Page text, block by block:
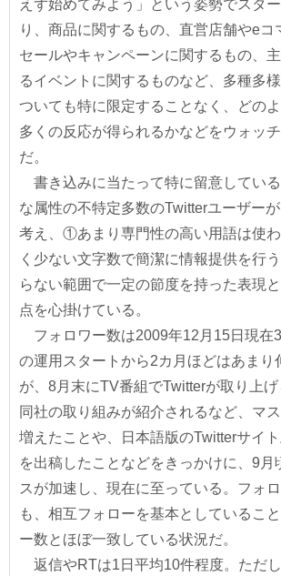
えず始めてみよう」という姿勢でスタ
り、商品に関するもの、直営店舗やeコ
セールやキャンペーンに関するもの、
るイベントに関するものなど、多種多
ついても特に限定することなく、どの
多くの反応が得られるかなどをウォッ
だ。
書き込みに当たって特に留意してい
な属性の不特定多数のTwitterユーザー
考え、①あまり専門性の高い用語は使
く少ない文字数で簡潔に情報提供を行
らない範囲で一定の節度を持った表現
点を心掛けている。
フォロワー数は2009年12月15日現在
の運用スタートから2カ月ほどはあまり
が、8月末にTV番組でTwitterが取り上
同社の取り組みが紹介されるなど、マ
増えたことや、日本語版のTwitterサイ
を出稿したことなどをきっかけに、9月
スが加速し、現在に至っている。フォ
も、相互フォローを基本としているこ
ー数とほぼ一致している状況だ。
返信やRTは1日平均10件程度。ただ